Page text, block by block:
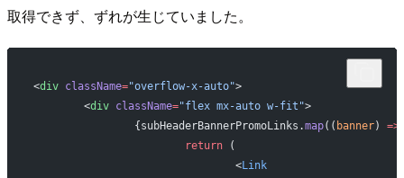
取得できず、ずれが生じていました。
<div className="overflow-x-auto">
	<
div className="flex mx-auto w-fit">
		{subHeaderBannerPromoLinks.
map(( banner) =>
			return
(
				<
Link